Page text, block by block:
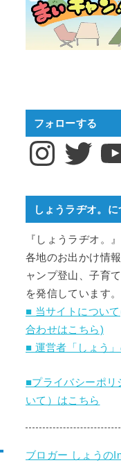
フォローする
InstagramTwitter
しょうラヂオ。に
『しょうラヂオ。
各地のお出かけ情
ャンプ登山、子育
を発信しています。
■ 当サイトについ
合わせはこちら)
■ 運営者「しょう
■プライバシーポリ
いて）はこちら
ブロガー しょうの